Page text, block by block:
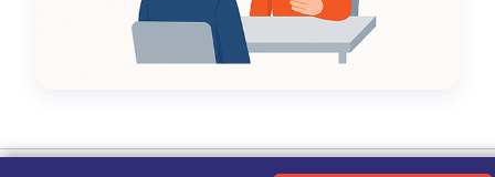
Kebijakan Privasi|Tentang Kami|